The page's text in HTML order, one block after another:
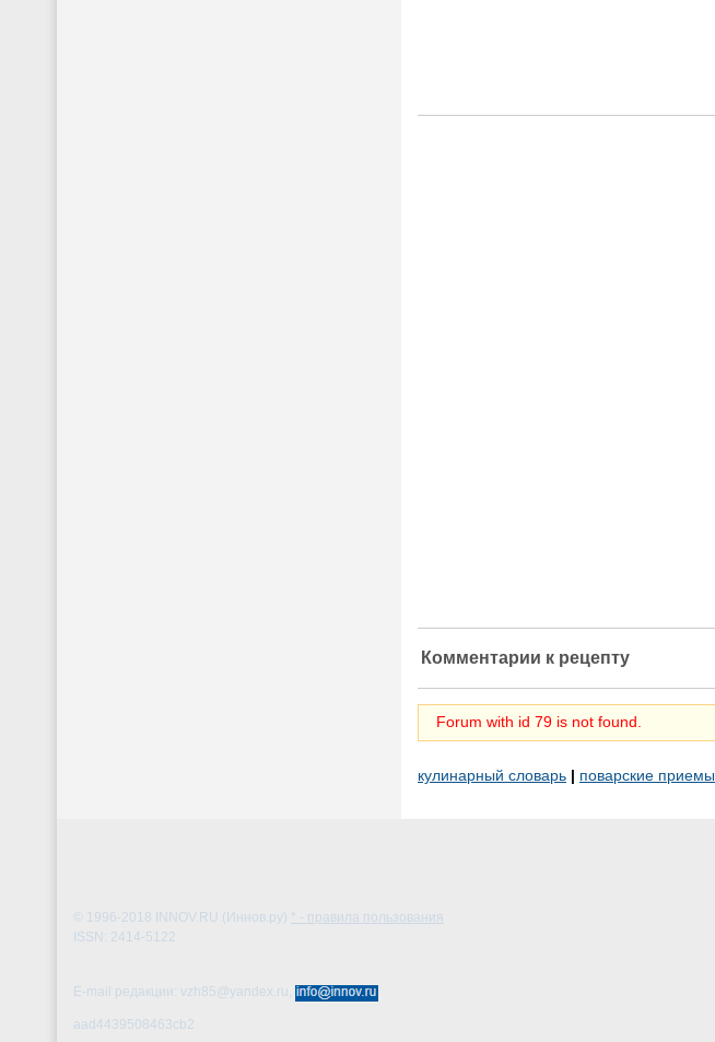
Комментарии к рецепту
Forum with id 79 is not found.
кулинарный словарь | поварские приемы
© 1996-2018 INNOV.RU (Иннов.ру) * - правила пользования
ISSN: 2414-5122
E-mail редакции: vzh85@yandex.ru,
aad4439508463cb2